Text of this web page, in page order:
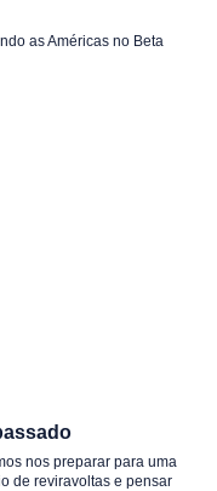
as Américas no Beta
nos preparar para uma
de reviravoltas e pensar